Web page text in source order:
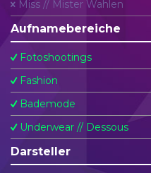
Miss // Mister Wahlen
Aufnamebereiche
Fotoshootings
Fashion
Bademode
Underwear // Dessous
Darsteller